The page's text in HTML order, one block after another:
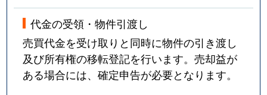
代金の受領・物件引渡し
売買代金を受け取りと同時に物件の引き渡し
及び所有権の移転登記を行います。売却益が
ある場合には、確定申告が必要となります。